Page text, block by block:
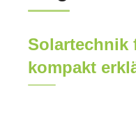
Solartechnik
kompakt